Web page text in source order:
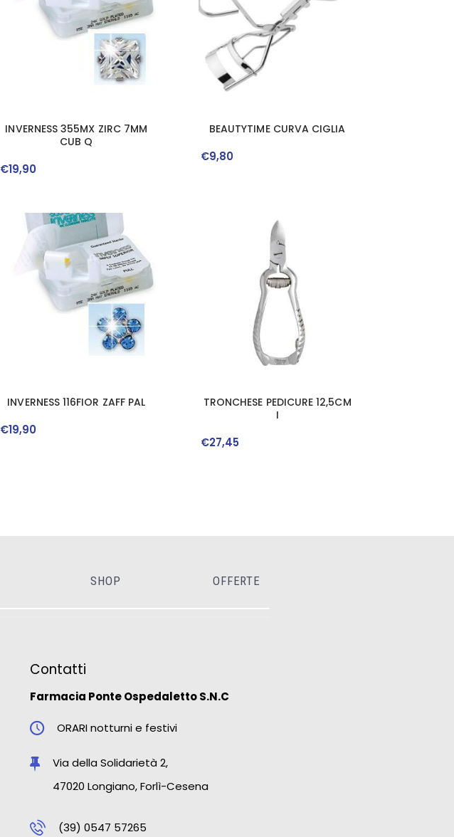
INVERNESS 355MX ZIRC 7MM
CUB Q
€19,90
BEAUTYTIME CURVA CIGLIA
€9,80
INVERNESS 116FIOR ZAFF PAL
€19,90
TRONCHESE PEDICURE 12,5CM
I
€27,45
SHOP OFFERTE
Contatti
Farmacia Ponte Ospedaletto S.N.C
ORARI notturni e festivi
Via della Solidarietà 2,
47020 Longiano, Forlì-Cesena
(39) 0547 57265